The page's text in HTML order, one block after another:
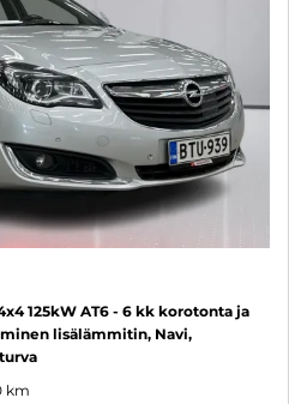
125kW AT6 - 6 kk korotonta ja
lisälämmitin, Navi,
km